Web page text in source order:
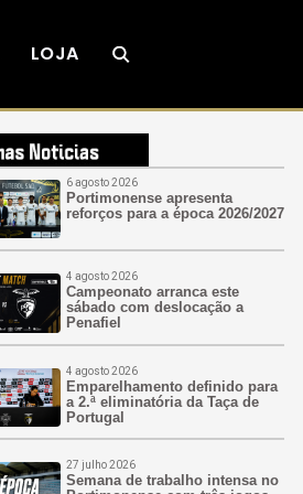
LOJA
6 agosto 2026
Portimonense apresenta
reforços para a época 2026/2027
4 agosto 2026
Campeonato arranca este
sábado com deslocação a
Penafiel
4 agosto 2026
Emparelhamento definido para
a 2.ª eliminatória da Taça de
Portugal
27 julho 2026
Semana de trabalho intensa no